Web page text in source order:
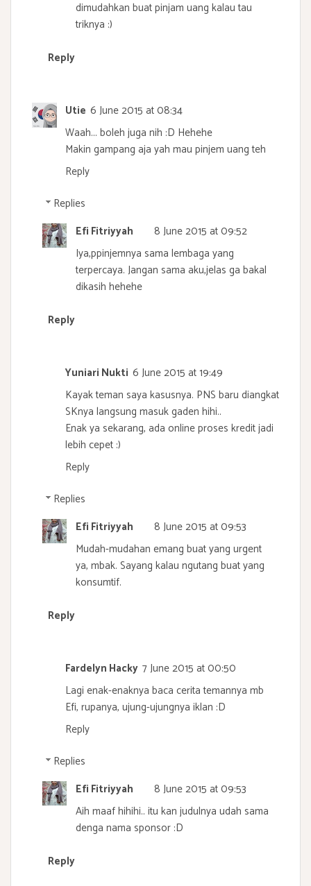
dimudahkan buat pinjam uang kalau tau
triknya :)
Reply
Utie 6 June 2015 at 08:34
Waah... boleh juga nih :D Hehehe
Makin gampang aja yah mau pinjem uang teh
Reply
Replies
Efi Fitriyyah
8 June 2015 at 09:52
Iya,ppinjemnya sama lembaga yang
terpercaya. Jangan sama aku,jelas ga bakal
dikasih hehehe
Reply
Yuniari Nukti 6 June 2015 at 19:49
Kayak teman saya kasusnya. PNS baru diangkat
SKnya langsung masuk gaden hihi..
Enak ya sekarang, ada online proses kredit jadi
lebih cepet :)
Reply
Replies
Efi Fitriyyah
8 June 2015 at 09:53
Mudah-mudahan emang buat yang urgent
ya, mbak. Sayang kalau ngutang buat yang
konsumtif.
Reply
Fardelyn Hacky 7 June 2015 at 00:50
Lagi enak-enaknya baca cerita temannya mb
Efi, rupanya, ujung-ujungnya iklan :D
Reply
Replies
Efi Fitriyyah
8 June 2015 at 09:53
Aih maaf hihihi.. itu kan judulnya udah sama
denga nama sponsor :D
Reply